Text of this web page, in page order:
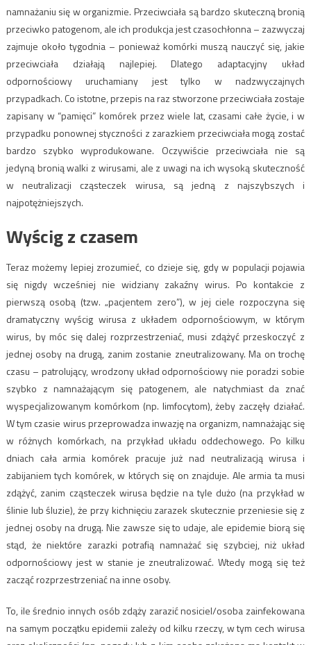
namnażaniu się w organizmie. Przeciwciała są bardzo skuteczną bronią
przeciwko patogenom, ale ich produkcja jest czasochłonna – zazwyczaj
zajmuje około tygodnia – ponieważ komórki muszą nauczyć się, jakie
przeciwciała działają najlepiej. Dlatego adaptacyjny układ
odpornościowy uruchamiany jest tylko w nadzwyczajnych
przypadkach. Co istotne, przepis na raz stworzone przeciwciała zostaje
zapisany w “pamięci” komórek przez wiele lat, czasami całe życie, i w
przypadku ponownej styczności z zarazkiem przeciwciała mogą zostać
bardzo szybko wyprodukowane. Oczywiście przeciwciała nie są
jedyną bronią walki z wirusami, ale z uwagi na ich wysoką skuteczność
w neutralizacji cząsteczek wirusa, są jedną z najszybszych i
najpotężniejszych.
Wyścig z czasem
Teraz możemy lepiej zrozumieć, co dzieje się, gdy w populacji pojawia
się nigdy wcześniej nie widziany zakaźny wirus. Po kontakcie z
pierwszą osobą (tzw. „pacjentem zero”), w jej ciele rozpoczyna się
dramatyczny wyścig wirusa z układem odpornościowym, w którym
wirus, by móc się dalej rozprzestrzeniać, musi zdążyć przeskoczyć z
jednej osoby na drugą, zanim zostanie zneutralizowany. Ma on trochę
czasu – patrolujący, wrodzony układ odpornościowy nie poradzi sobie
szybko z namnażającym się patogenem, ale natychmiast da znać
wyspecjalizowanym komórkom (np. limfocytom), żeby zaczęły działać.
W tym czasie wirus przeprowadza inwazję na organizm, namnażając się
w różnych komórkach, na przykład układu oddechowego. Po kilku
dniach cała armia komórek pracuje już nad neutralizacją wirusa i
zabijaniem tych komórek, w których się on znajduje. Ale armia ta musi
zdążyć, zanim cząsteczek wirusa będzie na tyle dużo (na przykład w
ślinie lub śluzie), że przy kichnięciu zarazek skutecznie przeniesie się z
jednej osoby na drugą. Nie zawsze się to udaje, ale epidemie biorą się
stąd, że niektóre zarazki potrafią namnażać się szybciej, niż układ
odpornościowy jest w stanie je zneutralizować. Wtedy mogą się też
zacząć rozprzestrzeniać na inne osoby.
To, ile średnio innych osób zdąży zarazić nosiciel/osoba zainfekowana
na samym początku epidemii zależy od kilku rzeczy, w tym cech wirusa